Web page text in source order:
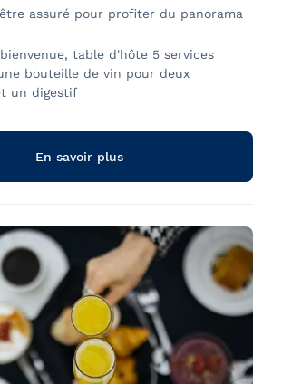
assuré pour profiter du panorama
table d'hôte 5 services
bouteille de vin pour deux
un digestif
locale cuisinée à bord par
le pont de Québec et point de vue
sur la ville
au cœur du Vieux-Québec
bars sur les terrasses extérieures
En savoir plus